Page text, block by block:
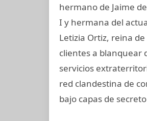
hermano de Jaime
I y hermana del
Letizia Ortiz, reina
clientes a blanquear
servicios
red clandestina de
bajo capas de